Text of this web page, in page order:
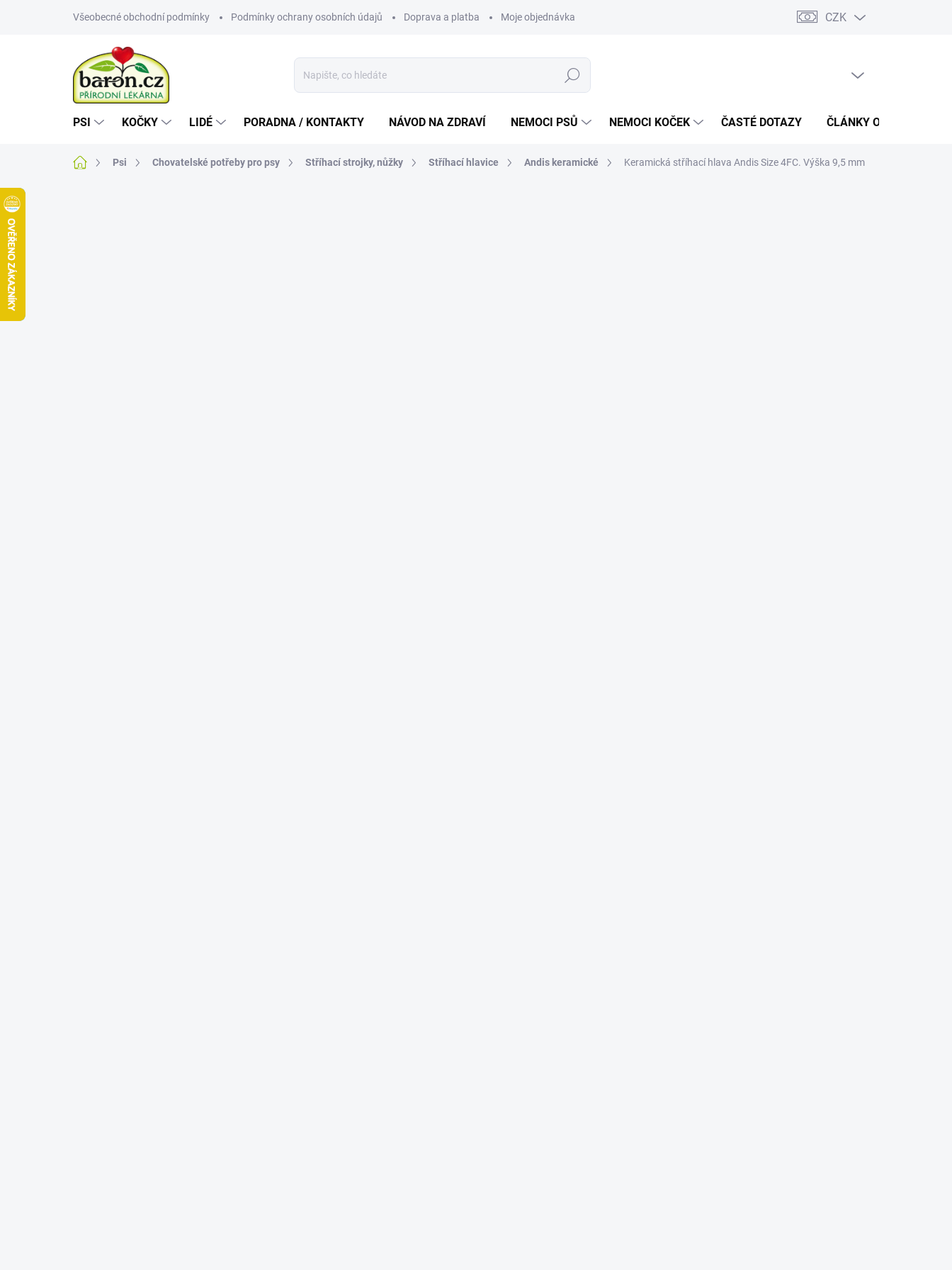
Všeobecné obchodní podmínky Podmínky ochrany osobních údajů Doprava a platba Moje objednávka CZK
Hledat
PSI KOČKY LIDÉ PORADNA / KONTAKTY NÁVOD NA ZDRAVÍ NEMOCI PSŮ NEMOCI KOČEK ČASTÉ DOTAZY ČLÁNKY O ZDRAVÍ
Domů Psi Chovatelské potřeby pro psy Stříhací strojky, nůžky Stříhací hlavice Andis keramické Keramická stříhací hlava Andis Size 4FC. Výška 9,5 mm